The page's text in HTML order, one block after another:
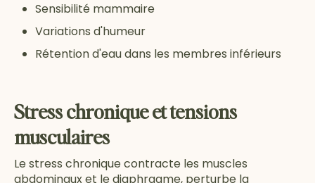
Sensibilité mammaire
Variations d'humeur
Rétention d'eau dans les membres inférieurs
Stress chronique et tensions
musculaires
Le stress chronique contracte les muscles
abdominaux et le diaphragme, perturbe la